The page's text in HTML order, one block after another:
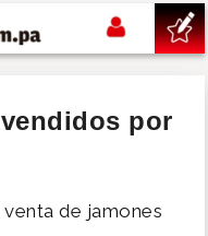
por
de jamones